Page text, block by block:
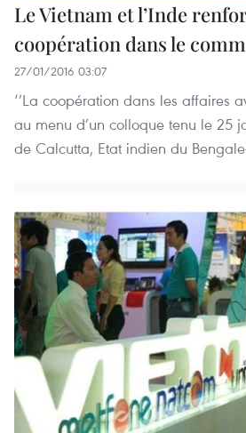
Le Vietnam et l’Inde
coopération dans le
27/01/2016 03:07
‘’La coopération dans les affaires
au menu d’un colloque tenu le 25
de Calcutta, Etat indien du